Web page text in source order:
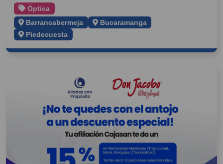
Óptica
Barrancabermeja
Bucaramanga
Piedecuesta